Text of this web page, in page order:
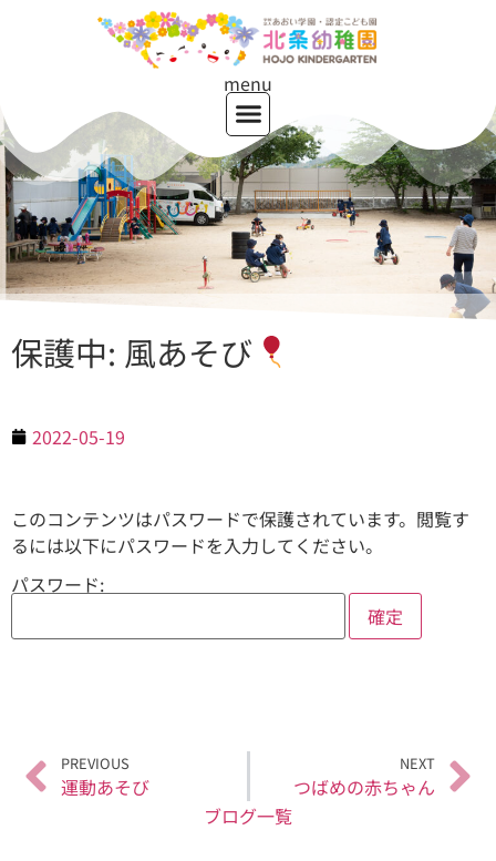
menu
保護中: 風あそび
2022-05-19
このコンテンツはパスワードで保護されています。閲覧す
るには以下にパスワードを入力してください。
パスワード:
PREVIOUS
運動あそび
NEXT
つばめの赤ちゃん
ブログ一覧